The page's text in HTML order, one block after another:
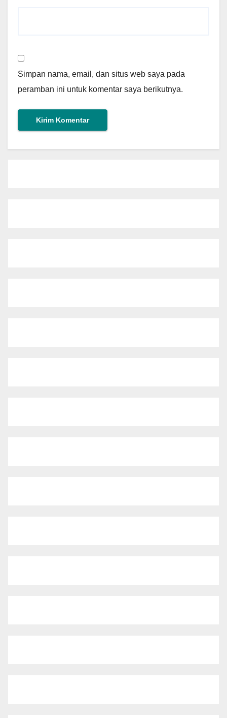
Simpan nama, email, dan situs web saya pada
peramban ini untuk komentar saya berikutnya.